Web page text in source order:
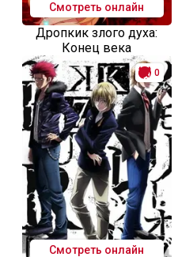
Смотреть онлайн
Дропкик злого духа:
Конец века
0
Смотреть онлайн